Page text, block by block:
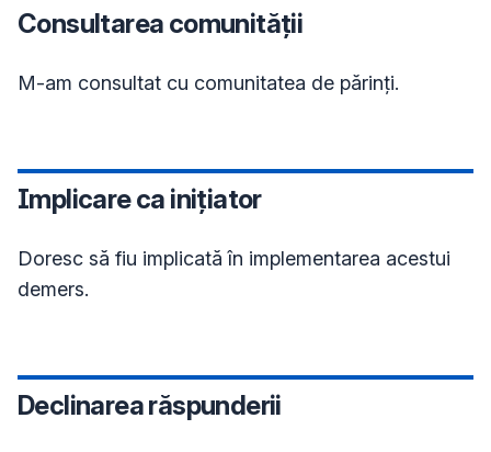
Consultarea comunității
M-am consultat cu comunitatea de părinți.
Implicare ca inițiator
Doresc să fiu implicată în implementarea acestui
demers.
Declinarea răspunderii